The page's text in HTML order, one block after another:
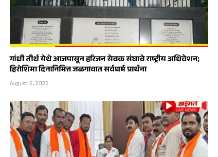
गांधी तीर्थ येथे आजपासून हरिजन सेवक संघाचे राष्ट्रीय अधिवेशन;
हिरोशिमा दिनानिमित्त जळगावात सर्वधर्म प्रार्थना
August 6, 2026